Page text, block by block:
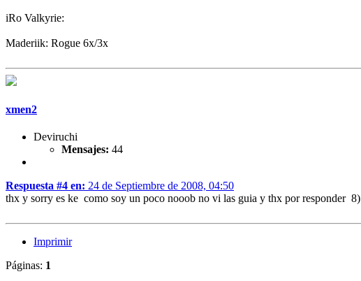
iRo Valkyrie:
Maderiik: Rogue 6x/3x
xmen2
Deviruchi
Mensajes: 44
Respuesta #4 en: 24 de Septiembre de 2008, 04:50
thx y sorry es ke como soy un poco nooob no vi las guia y thx por responder 8)
Imprimir
Páginas: 1